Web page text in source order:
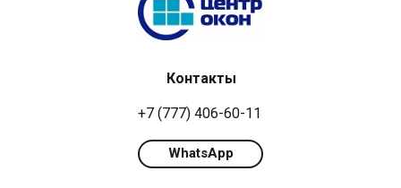
+7 (777) 406-60-11
Контакты
WhatsApp